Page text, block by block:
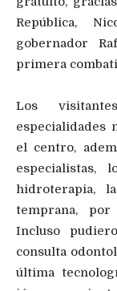
República,
gobernador
primera
Los
especialidades
el centro,
especialistas,
hidroterapia,
temprana,
Incluso
consulta
última